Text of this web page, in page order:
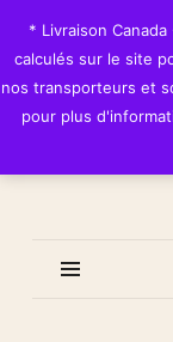
Les
Délices
de
Jessy
* Livraison
calculés sur le site
nos transporteurs et
pour plus